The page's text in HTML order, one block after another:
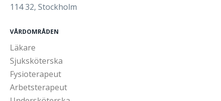
114 32, Stockholm
VÅRDOMRÅDEN
Läkare
Sjuksköterska
Fysioterapeut
Arbetsterapeut